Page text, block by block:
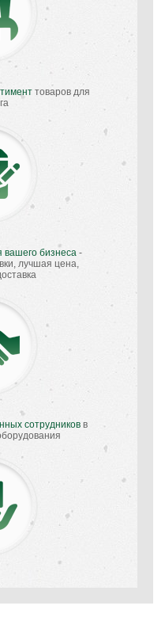
товаров для
бизнеса-
лучшая цена,
сотрудников в